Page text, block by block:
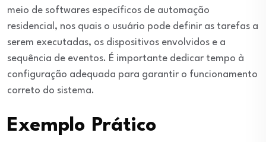
meio de softwares específicos de automação
residencial, nos quais o usuário pode definir as tarefas a
serem executadas, os dispositivos envolvidos e a
sequência de eventos. É importante dedicar tempo à
configuração adequada para garantir o funcionamento
correto do sistema.
Exemplo Prático